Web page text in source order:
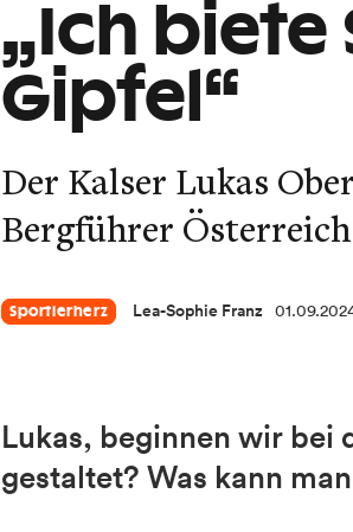
„Ich biete
Gipfel“
Der Kalser Lukas
Bergführer
Sportlerherz Lea-Sophie Franz
Lukas, beginnen wir bei
gestaltet? Was kann